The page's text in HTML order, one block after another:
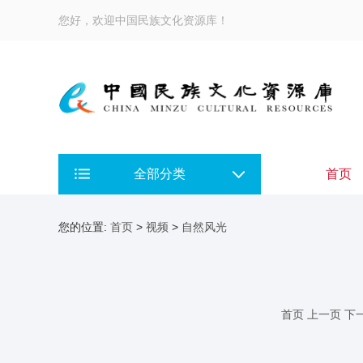
您好，欢迎中国民族文化资源库！
全部分类 首页
您的位置: 首页 > 视频 > 自然风光
首页 上一页 下